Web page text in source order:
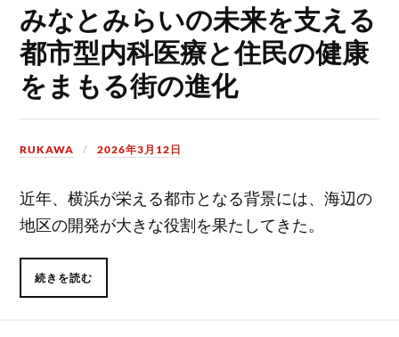
みなとみらいの未来を支える
都市型内科医療と住民の健康
をまもる街の進化
RUKAWA 2026年3月12日
近年、横浜が栄える都市となる背景には、海辺の
地区の開発が大きな役割を果たしてきた。
続きを読む